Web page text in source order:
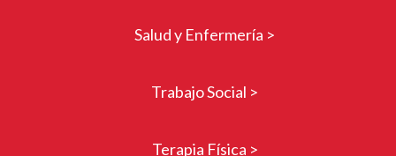
Salud y Enfermería >
Trabajo Social >
Terapia Física >